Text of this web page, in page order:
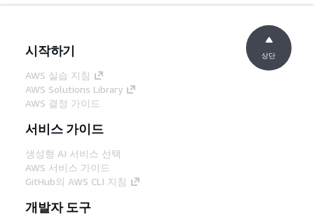
시작하기
AWS 실습 지침
AWS Solutions Library
AWS 결정 가이드
서비스 가이드
생성형 AI 서비스 선택
AWS 서비스 가이드
GitHub의 AWS CLI 지침
개발자 도구
상단